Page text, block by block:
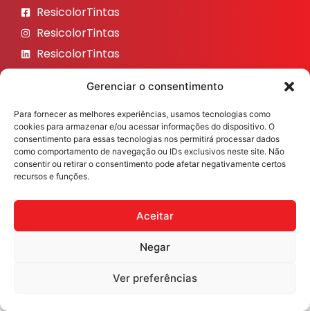
Gerenciar o consentimento
Para fornecer as melhores experiências, usamos tecnologias como
cookies para armazenar e/ou acessar informações do dispositivo. O
consentimento para essas tecnologias nos permitirá processar dados
como comportamento de navegação ou IDs exclusivos neste site. Não
consentir ou retirar o consentimento pode afetar negativamente certos
recursos e funções.
Aceitar
Negar
Ver preferências
ResicolorTintas
ResicolorTintas
ResicolorTintas
ResicolorTintas
ResicolorTintas
Veja nosso Instagram
Desenvolvido porFast Digital 360